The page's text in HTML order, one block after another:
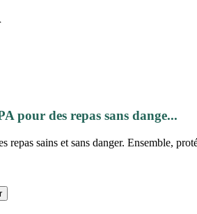
pour des repas sans dange...
repas sains et sans danger. Ensemble,